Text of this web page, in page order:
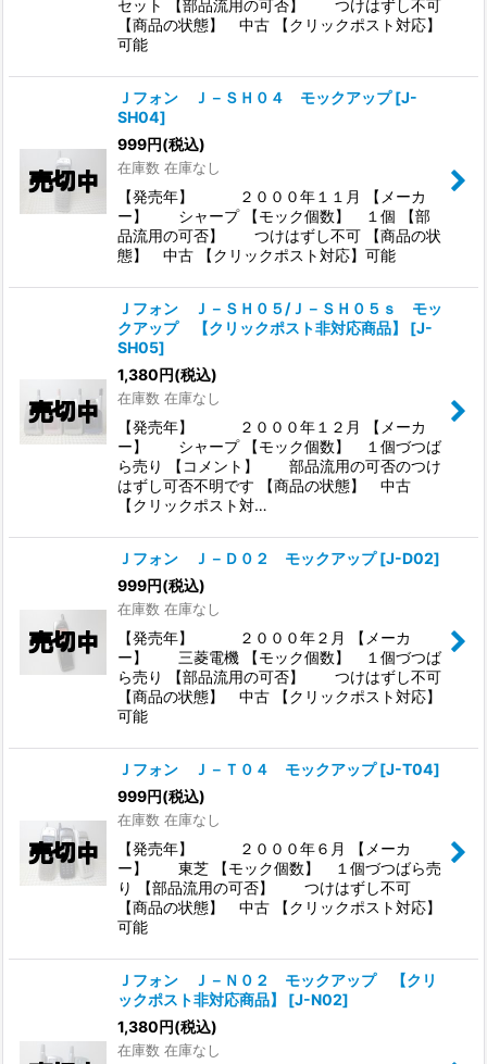
セット 【部品流用の可否】 つけはずし不可
【商品の状態】 中古 【クリックポスト対応】
可能
Ｊフォン Ｊ－ＳＨ０４ モックアップ [J-
SH04]
999円(税込)
在庫数 在庫なし
【発売年】 ２０００年１１月 【メーカ
ー】 シャープ 【モック個数】 １個 【部
品流用の可否】 つけはずし不可 【商品の状
態】 中古 【クリックポスト対応】可能
Ｊフォン Ｊ－ＳＨ０５/Ｊ－ＳＨ０５ｓ モッ
クアップ 【クリックポスト非対応商品】
[J-
SH05]
1,380円(税込)
在庫数 在庫なし
【発売年】 ２０００年１２月 【メーカ
ー】 シャープ 【モック個数】 １個づつば
ら売り 【コメント】 部品流用の可否のつけ
はずし可否不明です 【商品の状態】 中古
【クリックポスト対…
Ｊフォン Ｊ－Ｄ０２ モックアップ [J-D02]
999円(税込)
在庫数 在庫なし
【発売年】 ２０００年２月 【メーカ
ー】 三菱電機 【モック個数】 １個づつば
ら売り 【部品流用の可否】 つけはずし不可
【商品の状態】 中古 【クリックポスト対応】
可能
Ｊフォン Ｊ－Ｔ０４ モックアップ [J-T04]
999円(税込)
在庫数 在庫なし
【発売年】 ２０００年６月 【メーカ
ー】 東芝 【モック個数】 １個づつばら売
り 【部品流用の可否】 つけはずし不可
【商品の状態】 中古 【クリックポスト対応】
可能
Ｊフォン Ｊ－Ｎ０２ モックアップ 【クリ
ックポスト非対応商品】
[J-N02]
1,380円(税込)
在庫数 在庫なし